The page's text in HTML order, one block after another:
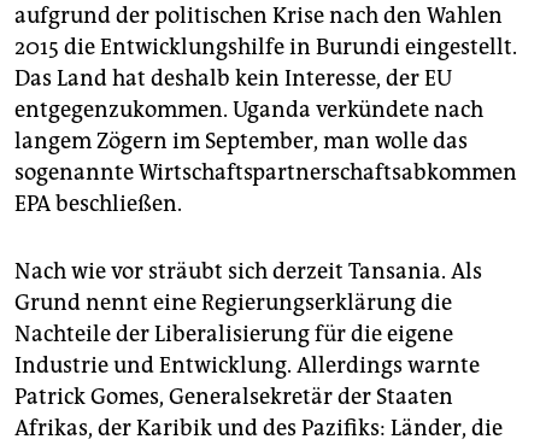
aufgrund der politischen Krise nach den Wahlen
2015 die Entwicklungshilfe in Burundi eingestellt.
Das Land hat deshalb kein Interesse, der EU
entgegenzukommen. Uganda verkündete nach
langem Zögern im September, man wolle das
sogenannte Wirtschaftspartnerschaftsabkommen
EPA beschließen.
Nach wie vor sträubt sich derzeit Tansania. Als
Grund nennt eine Regierungserklärung die
Nachteile der Liberalisierung für die eigene
Industrie und Entwicklung. Allerdings warnte
Patrick Gomes, Generalsekretär der Staaten
Afrikas, der Karibik und des Pazifiks: Länder, die